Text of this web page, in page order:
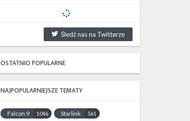
Śledź nas na Twitterze
OSTATNIO POPULARNE
NAJPOPULARNIEJSZE TEMATY
Falcon 9 1046 Starlink 561